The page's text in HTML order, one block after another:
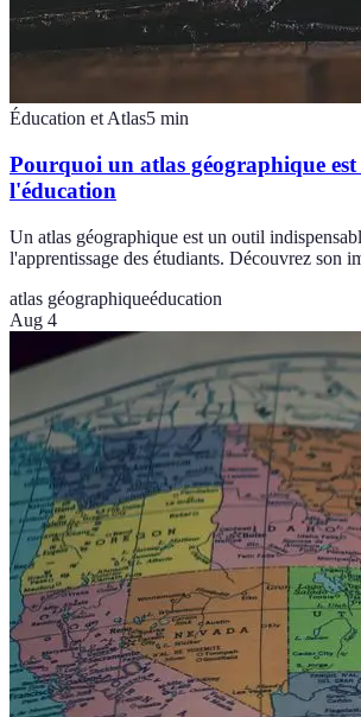
Éducation et Atlas5 min
Pourquoi un atlas géographique est
l'éducation
Un atlas géographique est un outil
l'apprentissage des étudiants. Découvrez son
atlas géographiqueéducation
Aug 4